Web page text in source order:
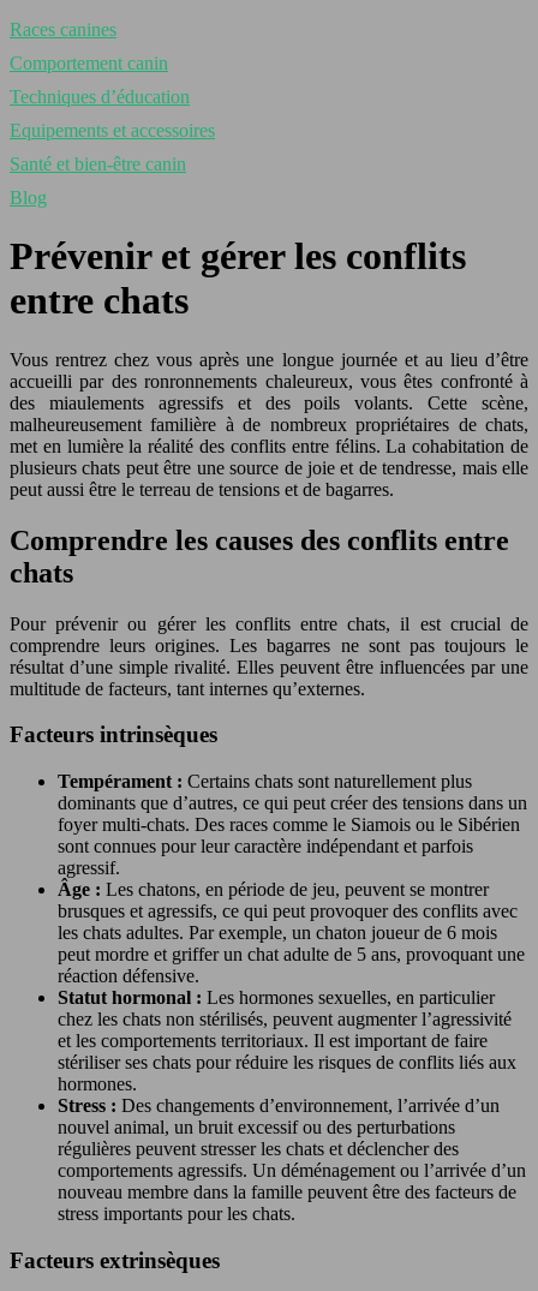
Races canines
Comportement canin
Techniques d’éducation
Equipements et accessoires
Santé et bien-être canin
Blog
Prévenir et gérer les conflits
entre chats
Vous rentrez chez vous après une longue journée et au lieu d’être
accueilli par des ronronnements chaleureux, vous êtes confronté à
des miaulements agressifs et des poils volants. Cette scène,
malheureusement familière à de nombreux propriétaires de chats,
met en lumière la réalité des conflits entre félins. La cohabitation de
plusieurs chats peut être une source de joie et de tendresse, mais elle
peut aussi être le terreau de tensions et de bagarres.
Comprendre les causes des conflits entre
chats
Pour prévenir ou gérer les conflits entre chats, il est crucial de
comprendre leurs origines. Les bagarres ne sont pas toujours le
résultat d’une simple rivalité. Elles peuvent être influencées par une
multitude de facteurs, tant internes qu’externes.
Facteurs intrinsèques
Tempérament : Certains chats sont naturellement plus
dominants que d’autres, ce qui peut créer des tensions dans un
foyer multi-chats. Des races comme le Siamois ou le Sibérien
sont connues pour leur caractère indépendant et parfois
agressif.
Âge : Les chatons, en période de jeu, peuvent se montrer
brusques et agressifs, ce qui peut provoquer des conflits avec
les chats adultes. Par exemple, un chaton joueur de 6 mois
peut mordre et griffer un chat adulte de 5 ans, provoquant une
réaction défensive.
Statut hormonal : Les hormones sexuelles, en particulier
chez les chats non stérilisés, peuvent augmenter l’agressivité
et les comportements territoriaux. Il est important de faire
stériliser ses chats pour réduire les risques de conflits liés aux
hormones.
Stress : Des changements d’environnement, l’arrivée d’un
nouvel animal, un bruit excessif ou des perturbations
régulières peuvent stresser les chats et déclencher des
comportements agressifs. Un déménagement ou l’arrivée d’un
nouveau membre dans la famille peuvent être des facteurs de
stress importants pour les chats.
Facteurs extrinsèques